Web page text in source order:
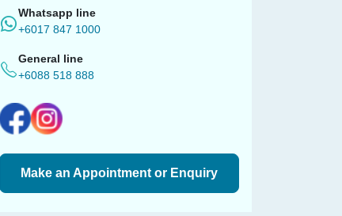
Whatsapp line
+6017 847 1000
General line
+6088 518 888
Make an Appointment or Enquiry